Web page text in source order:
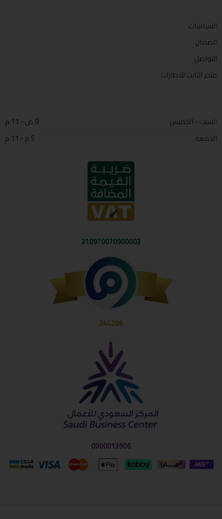
السياسات
الضمان
التواصل
متجر الثابت للاطارات
السبت - الخميس
9 ص - 11 م
الجمعة
5 م - 11 م
310970070900003
244286
0000013906